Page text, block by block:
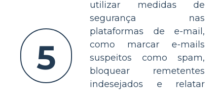
5
utilizar medidas de
segurança nas
plataformas de e-mail,
como marcar e-mails
suspeitos como spam,
bloquear remetentes
indesejados e relatar